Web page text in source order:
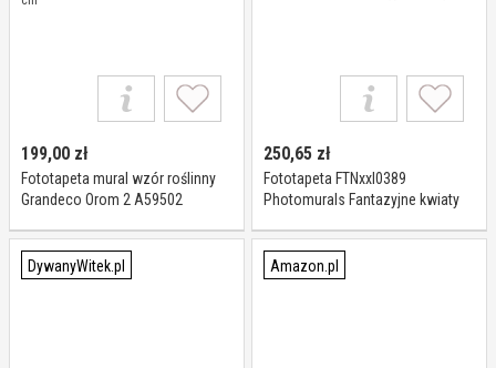
199,00 zł
Fototapeta mural wzór roślinny
Grandeco Orom 2 A59502
250,65 zł
Fototapeta FTNxxl0389
Photomurals Fantazyjne kwiaty
DywanyWitek.pl Amazon.pl